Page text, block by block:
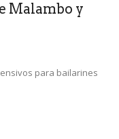
Malambo y
para bailarines